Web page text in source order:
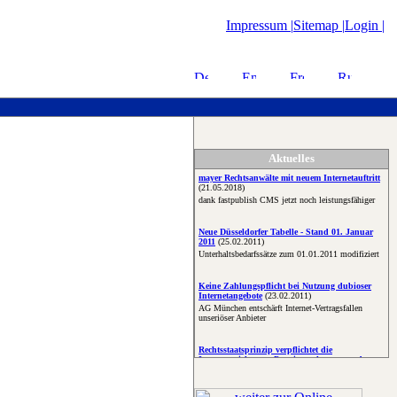
Impressum |Sitemap |Login |
Aktuelles
mayer Rechtsanwälte mit neuem Internetauftritt
(21.05.2018)
dank fastpublish CMS jetzt noch leistungsfähiger
Neue Düsseldorfer Tabelle - Stand 01. Januar
2011 (25.02.2011)
Unterhaltsbedarfssätze zum 01.01.2011 modifiziert
Keine Zahlungspflicht bei Nutzung dubioser
Internetangebote(23.02.2011)
AG München entschärft Internet-Vertragsfallen
unseriöser Anbieter
Rechtsstaatsprinzip verpflichtet die
Instanzgerichte zur Parteivernehmung und
1155/06